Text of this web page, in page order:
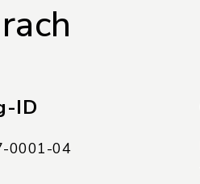
ID
0001-04